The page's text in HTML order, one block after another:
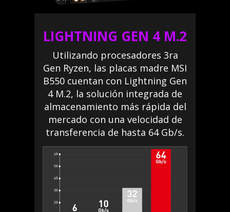
LIGHTNING GEN 4 M.2
Utilizando procesadores 3ra
Gen Ryzen, las placas madre MSI
B550 cuentan con Lightning Gen
4 M.2, la solución integrada de
almacenamiento más rápida del
mercado con una velocidad de
transferencia de hasta 64 Gb/s.